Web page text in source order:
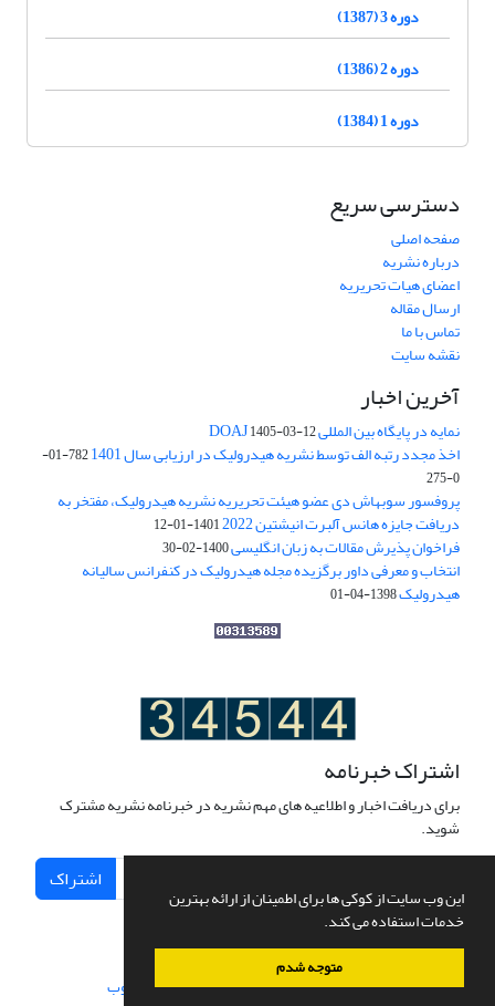
این وب سایت از کوکی ها برای اطمینان از ارائه بهترین
خدمات استفاده می کند.
متوجه شدم
دوره 3 (1387)
دوره 2 (1386)
دوره 1 (1384)
دسترسی سریع
صفحه اصلی
درباره نشریه
اعضای هیات تحریریه
ارسال مقاله
تماس با ما
نقشه سایت
آخرین اخبار
نمایه در پایگاه بین المللی DOAJ1405-03-12
اخذ مجدد رتبه الف توسط نشریه هیدرولیک در ارزیابی سال 1401
782-01-
0-275
پروفسور سوبهاش دی عضو هیئت تحریریه نشریه هیدرولیک، مفتخر به
دریافت جایزه هانس آلبرت انیشتین 2022 1401-01-12
فراخوان پذیرش مقالات به زبان انگلیسی1400-02-30
انتخاب و معرفی داور برگزیده مجله هیدرولیک در کنفرانس سالیانه
هیدرولیک1398-04-01
اشتراک خبرنامه
برای دریافت اخبار و اطلاعیه های مهم نشریه در خبرنامه نشریه مشترک
شوید.
اشتراک
سامانه مدیریت نشریات علمی.طراحی و پیاده سازی از سیناوب